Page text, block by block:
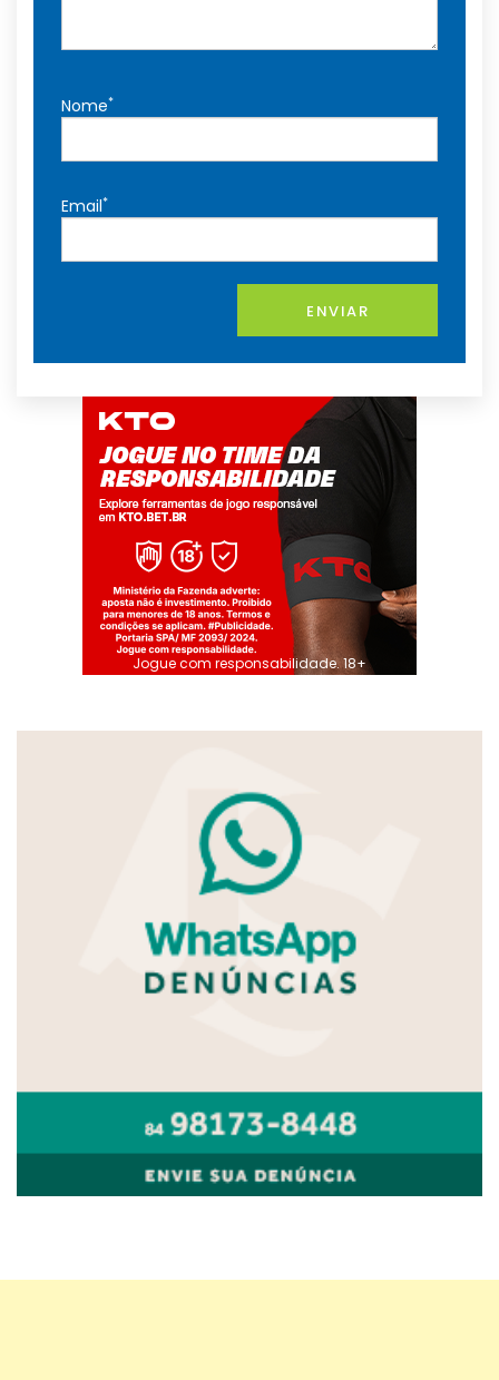
Nome*
Email*
ENVIAR
Jogue com responsabilidade. 18+